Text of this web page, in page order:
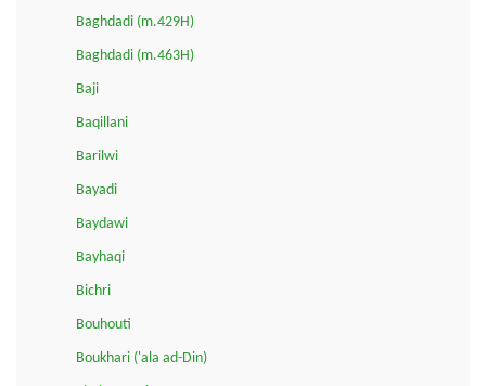
Baghdadi (m.429H)
Baghdadi (m.463H)
Baji
Baqillani
Barilwi
Bayadi
Baydawi
Bayhaqi
Bichri
Bouhouti
Boukhari ('ala ad-Din)